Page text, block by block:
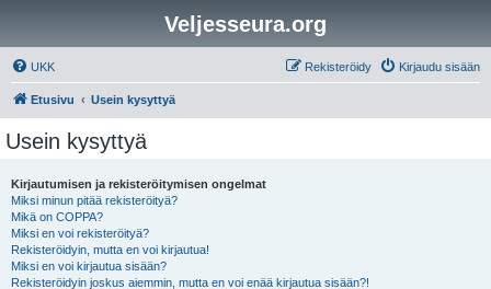
Veljesseura.org
UKK Kirjaudu sisään
Rekisteröidy
Etusivu Usein kysyttyä
Usein kysyttyä
Kirjautumisen ja rekisteröitymisen ongelmat
Miksi minun pitää rekisteröityä?
Mikä on COPPA?
Miksi en voi rekisteröityä?
Rekisteröidyin, mutta en voi kirjautua!
Miksi en voi kirjautua sisään?
Rekisteröidyin joskus aiemmin, mutta en voi enää kirjautua sisään?!